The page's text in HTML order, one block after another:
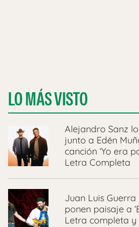
LO MÁS VISTO
Alejandro Sanz
junto a Edén
canción ‘Yo era
Letra Completa
Juan Luis
ponen paisaje a
Letra completa y